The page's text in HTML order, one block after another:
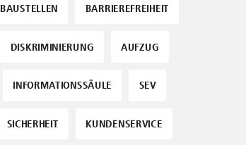
BAUSTELLEN BARRIEREFREIHEIT
DISKRIMINIERUNG AUFZUG
INFORMATIONSSÄULE SEV
SICHERHEIT KUNDENSERVICE